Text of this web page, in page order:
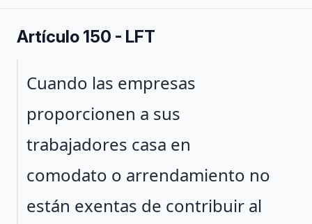
Artículo 150 - LFT
Párrafo 1
Cuando las empresas
proporcionen a sus
trabajadores casa en
comodato o arrendamiento no
están exentas de contribuir al